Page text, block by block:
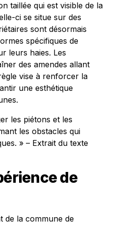
taillée qui est visible de la
ci se situe sur des
sont désormais
spécifiques de
leurs haies. Les
des amendes allant
vise à renforcer la
une esthétique
les piétons et les
les obstacles qui
» – Extrait du texte
de
de la commune de